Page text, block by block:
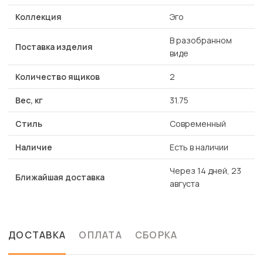
Коллекция Эго
Поставка изделия
В разобранном
виде
Количество ящиков 2
Вес, кг 31.75
Стиль Современный
Наличие Есть в наличии
Ближайшая доставка
Через 14 дней, 23
августа
ДОСТАВКА ОПЛАТА СБОРКА